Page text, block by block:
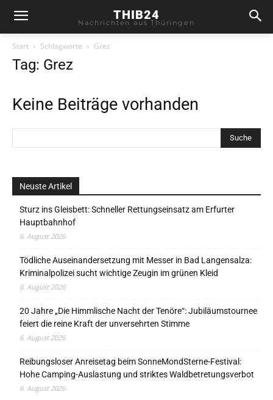
THIB24
Nachrichten aus Thüringen
Start Schlagworte Grez
Tag: Grez
Keine Beiträge vorhanden
Neuste Artikel
Sturz ins Gleisbett: Schneller Rettungseinsatz am Erfurter
Hauptbahnhof
6. August 2026
Tödliche Auseinandersetzung mit Messer in Bad Langensalza:
Kriminalpolizei sucht wichtige Zeugin im grünen Kleid
6. August 2026
20 Jahre „Die Himmlische Nacht der Tenöre“: Jubiläumstournee
feiert die reine Kraft der unversehrten Stimme
6. August 2026
Reibungsloser Anreisetag beim SonneMondSterne-Festival:
Hohe Camping-Auslastung und striktes Waldbetretungsverbot
6. August 2026